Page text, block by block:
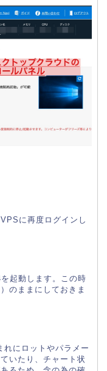
に再度ログインし
起動します。この時
のままにしておきま
れにロットやパラメー
いたり、チャート状